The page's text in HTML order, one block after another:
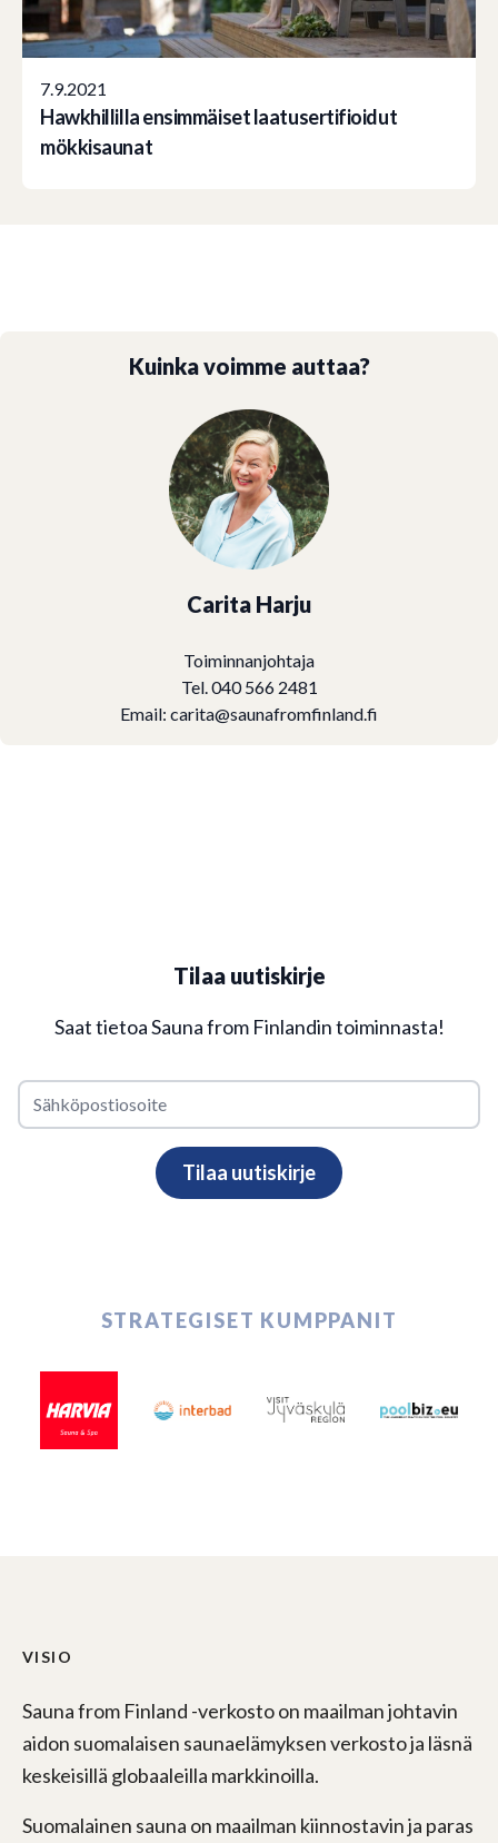
7.9.2021
Hawkhillilla ensimmäiset laatusertifioidut
mökkisaunat
Kuinka voimme auttaa?
Carita Harju
Toiminnanjohtaja
Tel. 040 566 2481
Email: carita@saunafromfinland.fi
Tilaa uutiskirje
Saat tietoa Sauna from Finlandin toiminnasta!
STRATEGISET KUMPPANIT
VISIO
Sauna from Finland -verkosto on maailman johtavin
aidon suomalaisen saunaelämyksen verkosto ja läsnä
keskeisillä globaaleilla markkinoilla.
Suomalainen sauna on maailman kiinnostavin ja paras